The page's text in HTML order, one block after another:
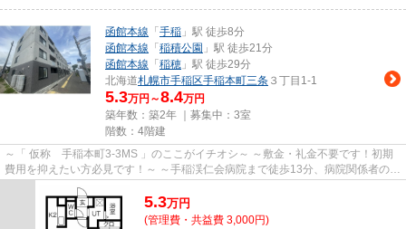
函館本線 「 手稲 」駅 徒歩8分
函館本線 「 稲積公園 」駅 徒歩21分
函館本線 「 稲穂 」駅 徒歩29分
北海道札幌市手稲区手稲本町三条 ３丁目1-1
5.3万円～8.4万円
築年数：築2年 ｜募集中： 3室
階数：4階建
～「 仮称 手稲本町3-3MS 」のここがイチオシ～ ～敷金・礼金不要です！初期
費用を抑えたい方必見です！～ ～手稲渓仁会病院まで徒歩13分、病院関係者の方
にもおすすめです。～ ～手...
5.3万円
(管理費・共益費 3,000円)